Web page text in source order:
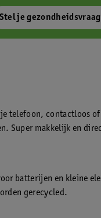
Stel je gezondheidsvraag
telefoon, contactloos of
Super makkelijk en
batterijen en kleine
gerecycled.